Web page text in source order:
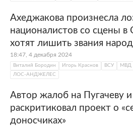
Ахеджакова произнесла
националистов со сцены
хотят лишить звания
18:47, 4 декабря 2024
Виталий Бородин Игорь Краснов ВСУ МВД
ЛОС-АНДЖЕЛЕС
Автор жалоб на Пугачеву
раскритиковал проект о
доносчиках»